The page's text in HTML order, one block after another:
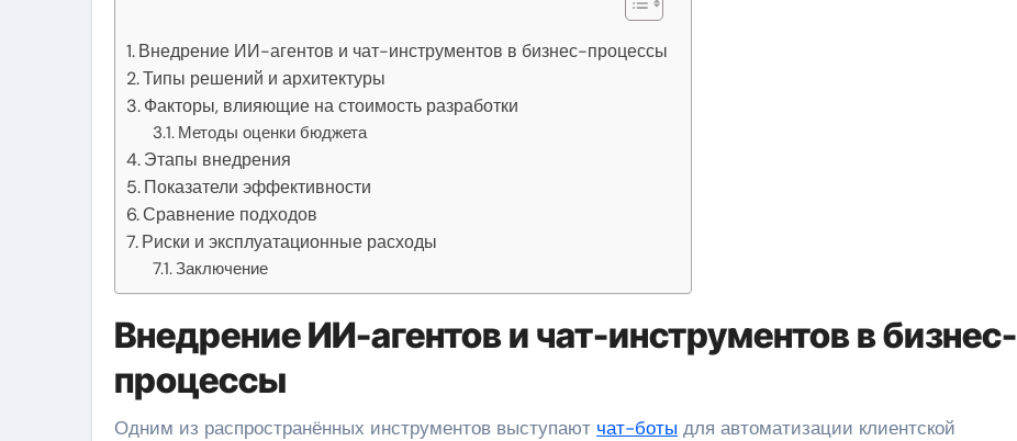
Внедрение ИИ-агентов и чат-инструментов в бизнес-процессы
Типы решений и архитектуры
Факторы, влияющие на стоимость разработки
Методы оценки бюджета
Этапы внедрения
Показатели эффективности
Сравнение подходов
Риски и эксплуатационные расходы
Заключение
Внедрение ИИ-агентов и чат-инструментов в бизнес-
процессы
Одним из распространённых инструментов выступают чат-боты для автоматизации клиентской